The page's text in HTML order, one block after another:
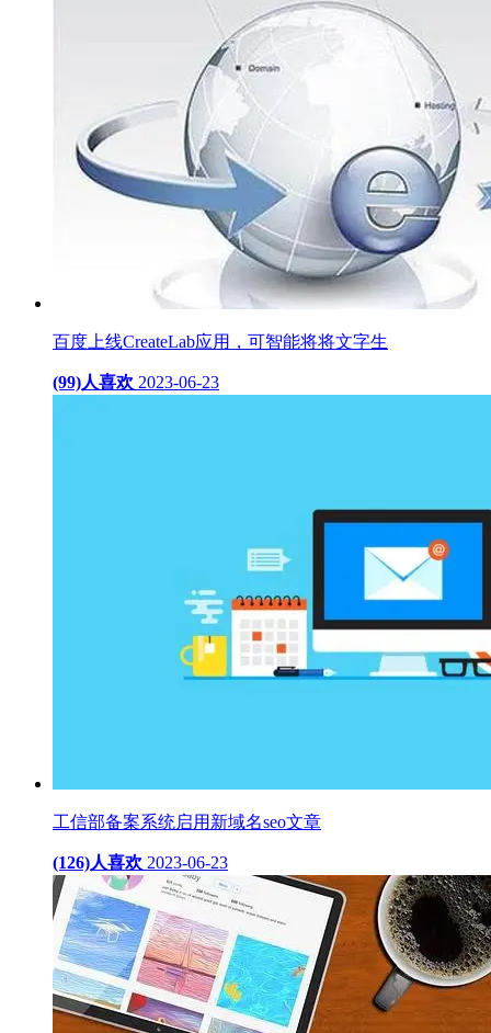
百度上线CreateLab应用，可智能将将文字生
(99)人喜欢 2023-06-23
工信部备案系统启用新域名seo文章
(126)人喜欢 2023-06-23